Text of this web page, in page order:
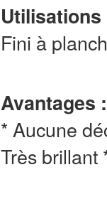
Utilisations
Fini à
Avantages :
* Aucune
Très brillant